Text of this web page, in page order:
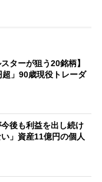
ターが狙う20銘柄】
超」90歳現役トレーダ
今後も利益を出し続け
」資産11億円の個人